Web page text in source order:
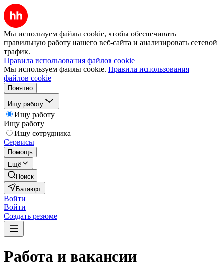
Мы используем файлы cookie, чтобы обеспечивать
правильную работу нашего веб-сайта и анализировать сетевой
трафик.
Правила использования файлов cookie
Мы используем файлы cookie. Правила использования
файлов cookie
Понятно
Ищу работу
Ищу работу
Ищу работу
Ищу сотрудника
Сервисы
Помощь
Ещё
Поиск
Батаюрт
Войти
Войти
Создать резюме
Работа и вакансии